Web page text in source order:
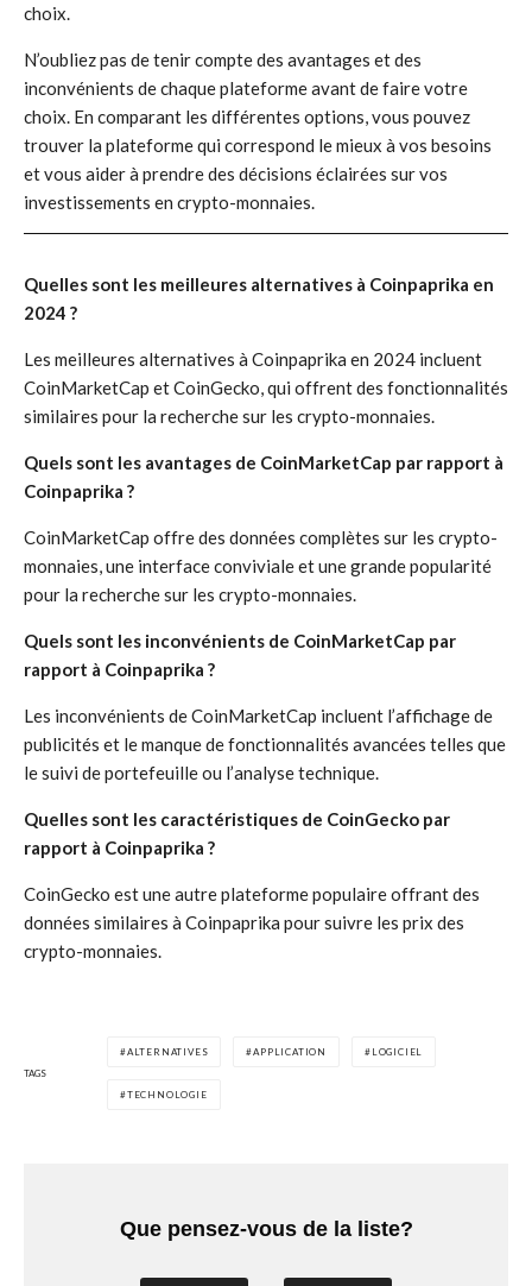
choix.
N’oubliez pas de tenir compte des avantages et des
inconvénients de chaque plateforme avant de faire votre
choix. En comparant les différentes options, vous pouvez
trouver la plateforme qui correspond le mieux à vos besoins
et vous aider à prendre des décisions éclairées sur vos
investissements en crypto-monnaies.
Quelles sont les meilleures alternatives à Coinpaprika en
2024 ?
Les meilleures alternatives à Coinpaprika en 2024 incluent
CoinMarketCap et CoinGecko, qui offrent des fonctionnalités
similaires pour la recherche sur les crypto-monnaies.
Quels sont les avantages de CoinMarketCap par rapport à
Coinpaprika ?
CoinMarketCap offre des données complètes sur les crypto-
monnaies, une interface conviviale et une grande popularité
pour la recherche sur les crypto-monnaies.
Quels sont les inconvénients de CoinMarketCap par
rapport à Coinpaprika ?
Les inconvénients de CoinMarketCap incluent l’affichage de
publicités et le manque de fonctionnalités avancées telles que
le suivi de portefeuille ou l’analyse technique.
Quelles sont les caractéristiques de CoinGecko par
rapport à Coinpaprika ?
CoinGecko est une autre plateforme populaire offrant des
données similaires à Coinpaprika pour suivre les prix des
crypto-monnaies.
TAGS
ALTERNATIVES APPLICATION LOGICIEL
TECHNOLOGIE
Que pensez-vous de la liste?